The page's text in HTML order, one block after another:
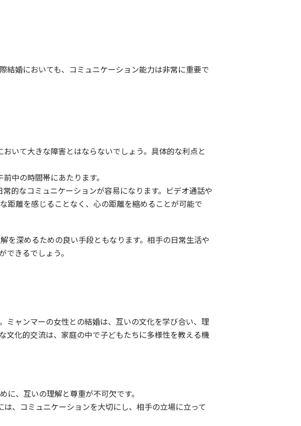
結婚においても、コミュニケーション能力は非常に重要で
いて大きな障害とはならないでしょう。具体的な利点と
中の時間帯にあたります。
的なコミュニケーションが容易になります。ビデオ通話や
距離を感じることなく、心の距離を縮めることが可能で
を深めるための良い手段ともなります。相手の日常生活や
きるでしょう。
ミャンマーの女性との結婚は、互いの文化を学び合い、理
文化的交流は、家庭の中で子どもたちに多様性を教える機
、互いの理解と尊重が不可欠です。
、コミュニケーションを大切にし、相手の立場に立って